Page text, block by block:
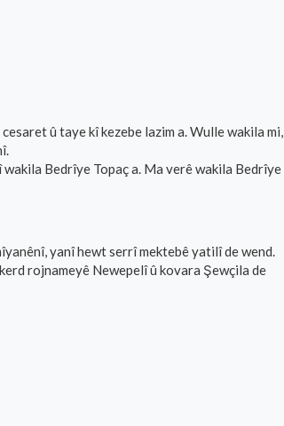
û taye kî kezebe lazim a. Wulle wakila mi,
wakila Bedrîye Topaç a. Ma verê wakila Bedrîye
yanî hewt serrî mektebê yatilî de wend.
rojnameyê Newepelî û kovara Şewçila de